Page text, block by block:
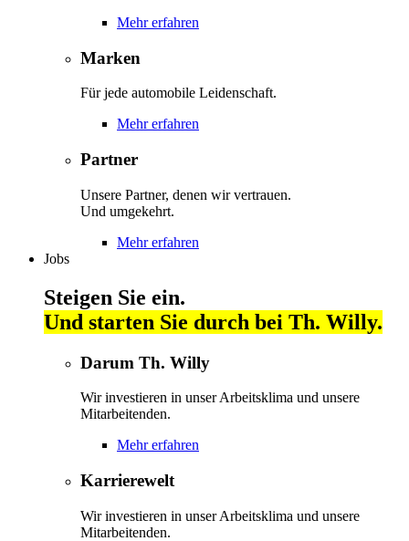
Mehr erfahren
Marken
Für jede automobile Leidenschaft.
Mehr erfahren
Partner
Unsere Partner, denen wir vertrauen.
Und umgekehrt.
Mehr erfahren
Jobs
Steigen Sie ein.
Und starten Sie durch bei Th. Willy.
Darum Th. Willy
Wir investieren in unser Arbeitsklima und unsere
Mitarbeitenden.
Mehr erfahren
Karrierewelt
Wir investieren in unser Arbeitsklima und unsere
Mitarbeitenden.